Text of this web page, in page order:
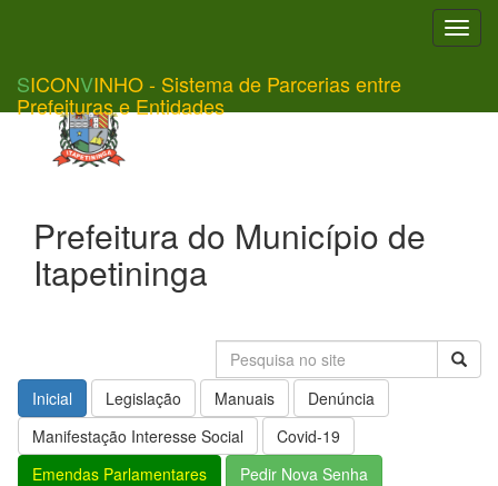
SICONVINHO - Sistema de Parcerias entre
Prefeituras e Entidades
Prefeitura do Município de
Itapetininga
Inicial Legislação Manuais
Denúncia
Manifestação Interesse Social
Covid-19
Emendas Parlamentares
Pedir Nova Senha